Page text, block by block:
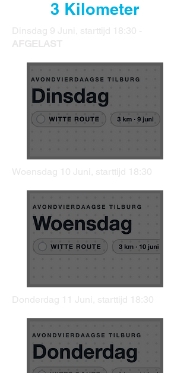
3 Kilometer
Dinsdag 9 Juni, starttijd 18:30 -
AFGELAST
Woensdag 10 Juni, starttijd 18:30
Donderdag 11 Juni, starttijd 18:30